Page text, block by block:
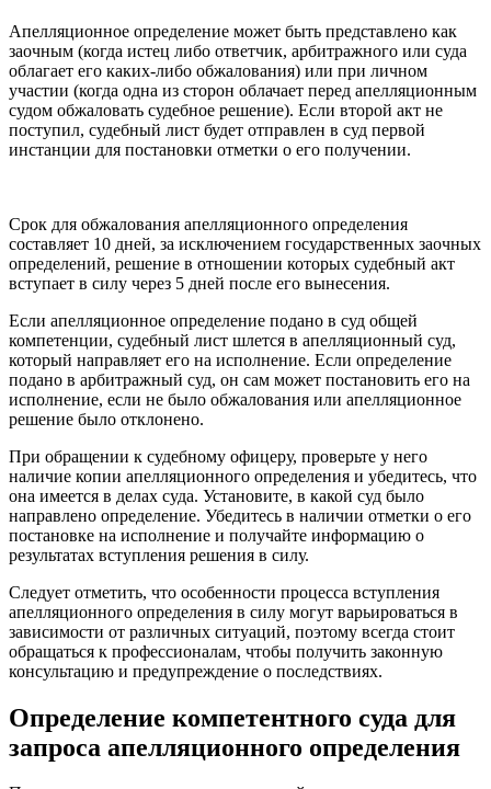
Апелляционное определение может быть представлено как
заочным (когда истец либо ответчик, арбитражного или суда
облагает его каких-либо обжалования) или при личном
участии (когда одна из сторон облачает перед апелляционным
судом обжаловать судебное решение). Если второй акт не
поступил, судебный лист будет отправлен в суд первой
инстанции для постановки отметки о его получении.
Срок для обжалования апелляционного определения
составляет 10 дней, за исключением государственных заочных
определений, решение в отношении которых судебный акт
вступает в силу через 5 дней после его вынесения.
Если апелляционное определение подано в суд общей
компетенции, судебный лист шлется в апелляционный суд,
который направляет его на исполнение. Если определение
подано в арбитражный суд, он сам может постановить его на
исполнение, если не было обжалования или апелляционное
решение было отклонено.
При обращении к судебному офицеру, проверьте у него
наличие копии апелляционного определения и убедитесь, что
она имеется в делах суда. Установите, в какой суд было
направлено определение. Убедитесь в наличии отметки о его
постановке на исполнение и получайте информацию о
результатах вступления решения в силу.
Следует отметить, что особенности процесса вступления
апелляционного определения в силу могут варьироваться в
зависимости от различных ситуаций, поэтому всегда стоит
обращаться к профессионалам, чтобы получить законную
консультацию и предупреждение о последствиях.
Определение компетентного суда для
запроса апелляционного определения